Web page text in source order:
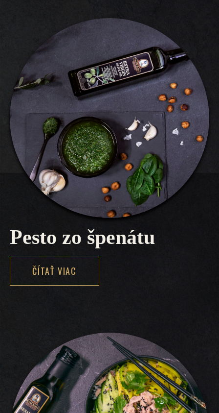
Pesto zo špenátu
ČÍTAŤ VIAC